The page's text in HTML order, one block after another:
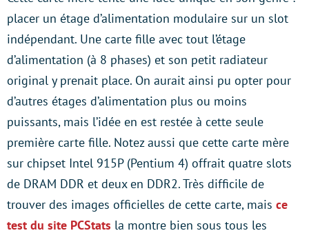
placer un étage d’alimentation modulaire sur un slot
indépendant. Une carte fille avec tout l’étage
d’alimentation (à 8 phases) et son petit radiateur
original y prenait place. On aurait ainsi pu opter pour
d’autres étages d’alimentation plus ou moins
puissants, mais l’idée en est restée à cette seule
première carte fille. Notez aussi que cette carte mère
sur chipset Intel 915P (Pentium 4) offrait quatre slots
de DRAM DDR et deux en DDR2. Très difficile de
trouver des images officielles de cette carte, mais ce
test du site PCStats la montre bien sous tous les